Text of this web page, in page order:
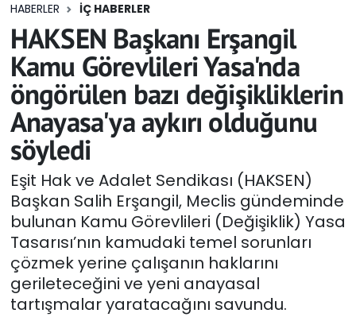
HABERLER İÇ HABERLER
HAKSEN Başkanı Erşangil
Kamu Görevlileri Yasa'nda
öngörülen bazı değişikliklerin
Anayasa'ya aykırı olduğunu
söyledi
Eşit Hak ve Adalet Sendikası (HAKSEN)
Başkan Salih Erşangil, Meclis gündeminde
bulunan Kamu Görevlileri (Değişiklik) Yasa
Tasarısı’nın kamudaki temel sorunları
çözmek yerine çalışanın haklarını
gerileteceğini ve yeni anayasal
tartışmalar yaratacağını savundu.
Eğitim
Ekonomi
Foto Galeri
GEZİ
Güncel
Gündem
KKTC
KKTC YEREL SEÇİM 2018
Tüm Manşetler
Son Dakika Haberleri
Haber Arşivi